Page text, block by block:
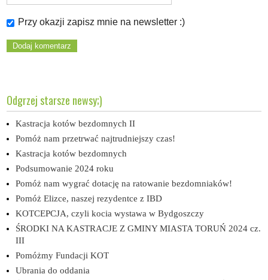
Przy okazji zapisz mnie na newsletter :)
Odgrzej starsze newsy;)
Kastracja kotów bezdomnych II
Pomóż nam przetrwać najtrudniejszy czas!
Kastracja kotów bezdomnych
Podsumowanie 2024 roku
Pomóż nam wygrać dotację na ratowanie bezdomniaków!
Pomóż Elizce, naszej rezydentce z IBD
KOTCEPCJA, czyli kocia wystawa w Bydgoszczy
ŚRODKI NA KASTRACJE Z GMINY MIASTA TORUŃ 2024 cz.
III
Pomóżmy Fundacji KOT
Ubrania do oddania